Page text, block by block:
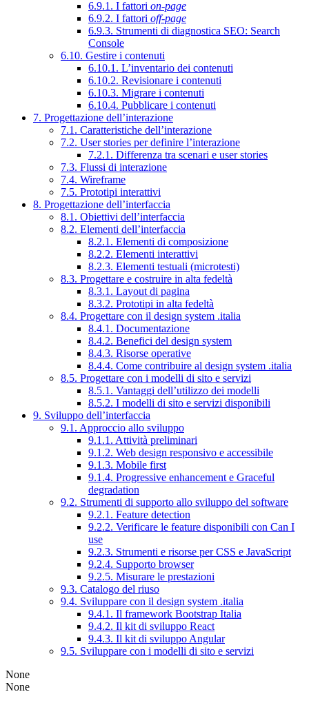
6.9.1. I fattori on-page
6.9.2. I fattori off-page
6.9.3. Strumenti di diagnostica SEO: Search
Console
6.10. Gestire i contenuti
6.10.1. L’inventario dei contenuti
6.10.2. Revisionare i contenuti
6.10.3. Migrare i contenuti
6.10.4. Pubblicare i contenuti
7. Progettazione dell’interazione
7.1. Caratteristiche dell’interazione
7.2. User stories per definire l’interazione
7.2.1. Differenza tra scenari e user stories
7.3. Flussi di interazione
7.4. Wireframe
7.5. Prototipi interattivi
8. Progettazione dell’interfaccia
8.1. Obiettivi dell’interfaccia
8.2. Elementi dell’interfaccia
8.2.1. Elementi di composizione
8.2.2. Elementi interattivi
8.2.3. Elementi testuali (microtesti)
8.3. Progettare e costruire in alta fedeltà
8.3.1. Layout di pagina
8.3.2. Prototipi in alta fedeltà
8.4. Progettare con il design system .italia
8.4.1. Documentazione
8.4.2. Benefici del design system
8.4.3. Risorse operative
8.4.4. Come contribuire al design system .italia
8.5. Progettare con i modelli di sito e servizi
8.5.1. Vantaggi dell’utilizzo dei modelli
8.5.2. I modelli di sito e servizi disponibili
9. Sviluppo dell’interfaccia
9.1. Approccio allo sviluppo
9.1.1. Attività preliminari
9.1.2. Web design responsivo e accessibile
9.1.3. Mobile first
9.1.4. Progressive enhancement e Graceful
degradation
9.2. Strumenti di supporto allo sviluppo del software
9.2.1. Feature detection
9.2.2. Verificare le feature disponibili con Can I
use
9.2.3. Strumenti e risorse per CSS e JavaScript
9.2.4. Supporto browser
9.2.5. Misurare le prestazioni
9.3. Catalogo del riuso
9.4. Sviluppare con il design system .italia
9.4.1. Il framework Bootstrap Italia
9.4.2. Il kit di sviluppo React
9.4.3. Il kit di sviluppo Angular
9.5. Sviluppare con i modelli di sito e servizi
None
None